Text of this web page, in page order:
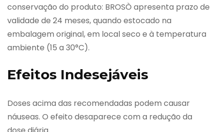
conservação do produto: BROSÒ apresenta prazo de
validade de 24 meses, quando estocado na
embalagem original, em local seco e à temperatura
ambiente (15 a 30°C).
Efeitos Indesejáveis
Doses acima das recomendadas podem causar
náuseas. O efeito desaparece com a redução da